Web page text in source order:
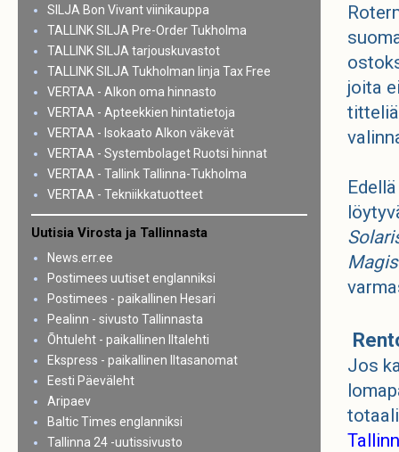
joita
Jos
SILJA Bon Vivant viinikauppa
TALLINK SILJA Pre-Order Tukholma
TALLINK SILJA tarjouskuvastot
TALLINK SILJA Tukholman linja Tax Free
VERTAA - Alkon oma hinnasto
VERTAA - Apteekkien hintatietoja
VERTAA - Isokaato Alkon väkevät
VERTAA - Systembolaget Ruotsi hinnat
VERTAA - Tallink Tallinna-Tukholma
VERTAA - Tekniikkatuotteet
Uutisia Virosta ja Tallinnasta
News.err.ee
Postimees uutiset englanniksi
Postimees - paikallinen Hesari
Pealinn - sivusto Tallinnasta
Õhtuleht - paikallinen Iltalehti
Ekspress - paikallinen Iltasanomat
Eesti Päeväleht
Aripaev
Baltic Times englanniksi
Tallinna 24 -uutissivusto